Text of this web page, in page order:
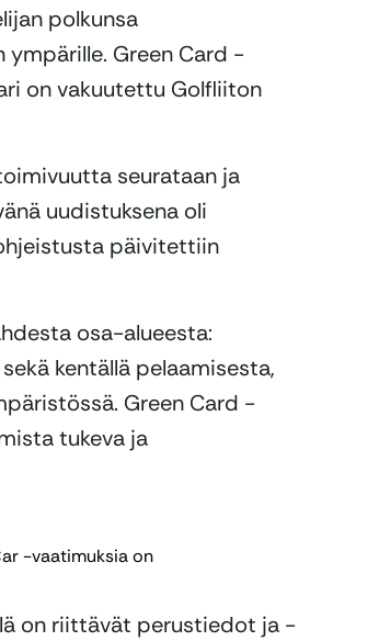
polkunsa
ympärille. Green Card -
on vakuutettu Golfliiton
seurataan ja
uudistuksena oli
päivitettiin
osa-alueesta:
kentällä pelaamisesta,
Green Card -
tukeva ja
-vaatimuksia on
on riittävät perustiedot ja -